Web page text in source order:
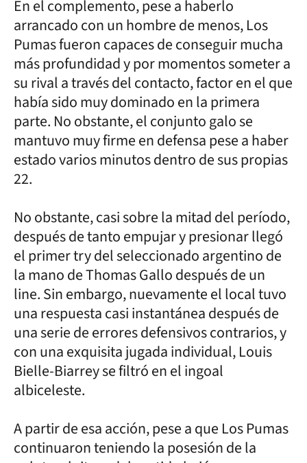
En el complemento, pese a haberlo
arrancado con un hombre de menos, Los
Pumas fueron capaces de conseguir mucha
más profundidad y por momentos someter a
su rival a través del contacto, factor en el que
había sido muy dominado en la primera
parte. No obstante, el conjunto galo se
mantuvo muy firme en defensa pese a haber
estado varios minutos dentro de sus propias
22.
No obstante, casi sobre la mitad del período,
después de tanto empujar y presionar llegó
el primer try del seleccionado argentino de
la mano de Thomas Gallo después de un
line. Sin embargo, nuevamente el local tuvo
una respuesta casi instantánea después de
una serie de errores defensivos contrarios, y
con una exquisita jugada individual, Louis
Bielle-Biarrey se filtró en el ingoal
albiceleste.
A partir de esa acción, pese a que Los Pumas
continuaron teniendo la posesión de la